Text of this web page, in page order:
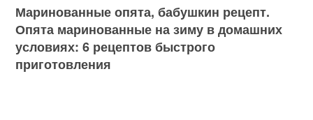
Маринованные опята, бабушкин рецепт.
Опята маринованные на зиму в домашних
условиях: 6 рецептов быстрого
приготовления